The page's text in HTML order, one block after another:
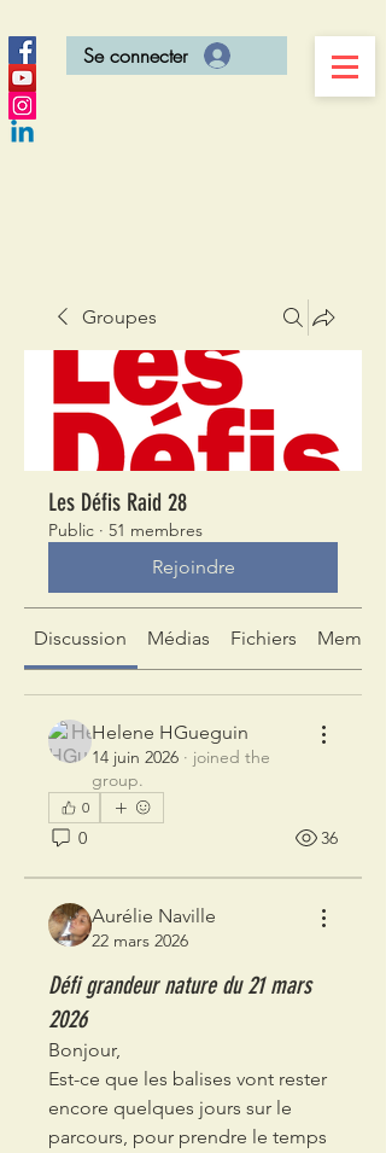
Se connecter
Groupes
Les Défis Raid 28
Public · 51 membres
Rejoindre
Discussion Médias Fichiers
Helene HGueguin
14 juin 2026 · joined the
group.
0
0 36
Aurélie Naville
22 mars 2026
Défi grandeur nature du 21 mars
2026
Bonjour,
Est-ce que les balises vont rester
encore quelques jours sur le
parcours, pour prendre le temps